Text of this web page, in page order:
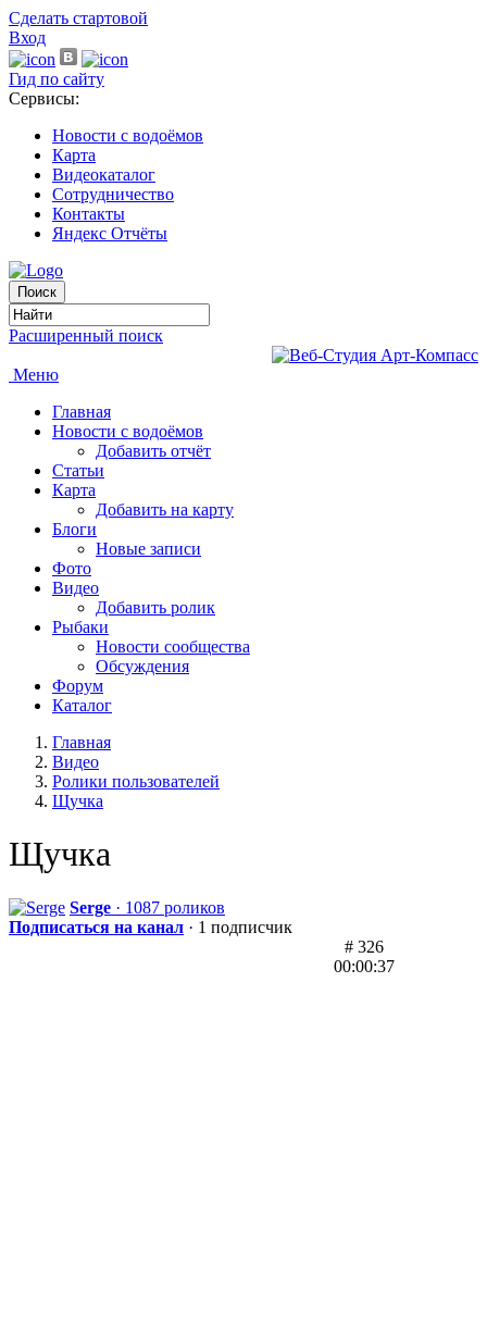
Сделать стартовой
Вход
Гид по сайту
Сервисы:
Новости с водоёмов
Карта
Видеокаталог
Сотрудничество
Контакты
Яндекс Отчёты
Расширенный поиск
Меню
Главная
Новости с водоёмов
Добавить отчёт
Статьи
Карта
Добавить на карту
Блоги
Новые записи
Фото
Видео
Добавить ролик
Рыбаки
Новости сообщества
Обсуждения
Форум
Каталог
Главная
Видео
Ролики пользователей
Щучка
Щучка
Serge · 1087 роликов
Подписаться на канал · 1 подписчик
# 326
00:00:37